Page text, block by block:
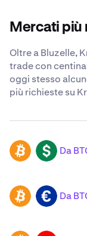
Mercati più
Oltre a Bluzelle,
trade con
oggi stesso
più richieste su
BTC USD Da
BTC EUR Da